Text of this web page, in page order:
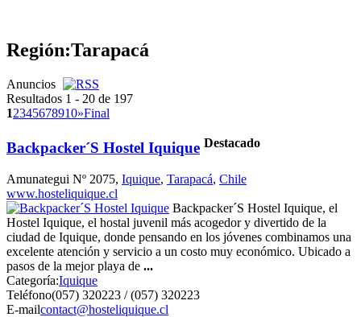
Región:Tarapacá
Anuncios
Resultados 1 - 20 de 197
12345678910»Final
Backpacker´S Hostel Iquique Destacado
Amunategui Nº 2075, Iquique, Tarapacá, Chile
www.hosteliquique.cl
Backpacker´S Hostel Iquique, el
Hostel Iquique, el hostal juvenil más acogedor y divertido de la
ciudad de Iquique, donde pensando en los jóvenes combinamos una
excelente atención y servicio a un costo muy económico. Ubicado a
pasos de la mejor playa de ...
Categoría:Iquique
Teléfono(057) 320223 / (057) 320223
E-mailcontact@hosteliquique.cl